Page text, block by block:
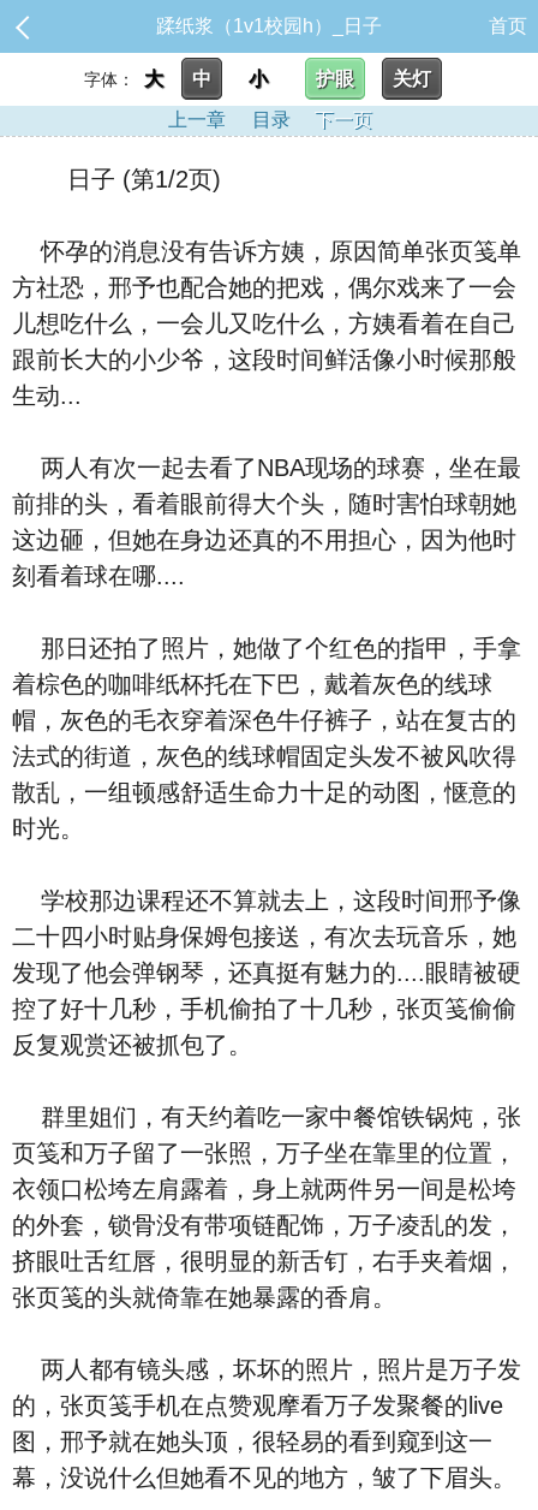
蹂纸浆（1v1校园h）_日子 首页
字体： 大 中 小 护眼
关灯
上一章
目录 下一页
日子 (第1/2页)
怀孕的消息没有告诉方姨，原因简单张页笺单
方社恐，邢予也配合她的把戏，偶尔戏来了一会
儿想吃什么，一会儿又吃什么，方姨看着在自己
跟前长大的小少爷，这段时间鲜活像小时候那般
生动...
两人有次一起去看了NBA现场的球赛，坐在最
前排的头，看着眼前得大个头，随时害怕球朝她
这边砸，但她在身边还真的不用担心，因为他时
刻看着球在哪....
那日还拍了照片，她做了个红色的指甲，手拿
着棕色的咖啡纸杯托在下巴，戴着灰色的线球
帽，灰色的毛衣穿着深色牛仔裤子，站在复古的
法式的街道，灰色的线球帽固定头发不被风吹得
散乱，一组顿感舒适生命力十足的动图，惬意的
时光。
学校那边课程还不算就去上，这段时间邢予像
二十四小时贴身保姆包接送，有次去玩音乐，她
发现了他会弹钢琴，还真挺有魅力的....眼睛被硬
控了好十几秒，手机偷拍了十几秒，张页笺偷偷
反复观赏还被抓包了。
群里姐们，有天约着吃一家中餐馆铁锅炖，张
页笺和万子留了一张照，万子坐在靠里的位置，
衣领口松垮左肩露着，身上就两件另一间是松垮
的外套，锁骨没有带项链配饰，万子凌乱的发，
挤眼吐舌红唇，很明显的新舌钉，右手夹着烟，
张页笺的头就倚靠在她暴露的香肩。
两人都有镜头感，坏坏的照片，照片是万子发
的，张页笺手机在点赞观摩看万子发聚餐的live
图，邢予就在她头顶，很轻易的看到窥到这一
幕，没说什么但她看不见的地方，皱了下眉头。